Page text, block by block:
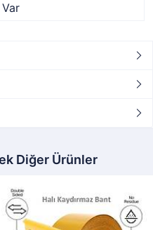
Var
Diğer Ürünler